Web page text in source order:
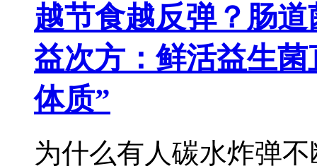
越节食越反弹？肠
益次方：鲜活益生
体质”
为什么有人碳水炸弹